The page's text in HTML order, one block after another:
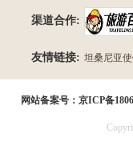
渠道合作:
友情链接: 坦桑尼亚
网站备案号： 京ICP备